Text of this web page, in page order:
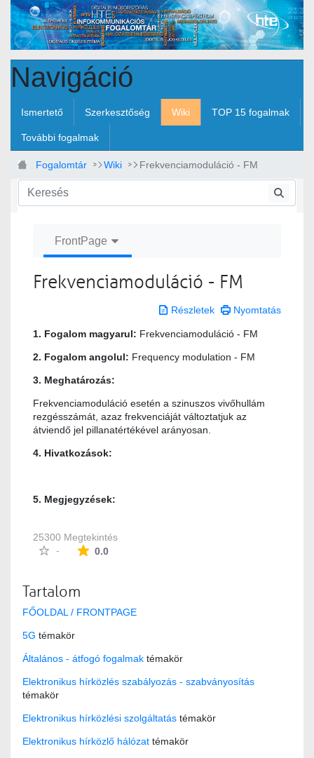
Ugrás a fő tartalomhoz
Navigáció
Ismertető Szerkesztőség Wiki TOP 15 fogalmak
További fogalmak
Fogalomtár Wiki Frekvenciamoduláció - FM
FrontPage
Frekvenciamoduláció - FM
Részletek Nyomtatás
1. Fogalom magyarul: Frekvenciamoduláció - FM
2. Fogalom angolul: Frequency modulation - FM
3. Meghatározás:
Frekvenciamoduláció esetén a szinuszos vivőhullám
rezgésszámát, azaz frekvenciáját változtatjuk az
átviendő jel pillanatértékével arányosan.
4. Hivatkozások:
5. Megjegyzések:
25300 Megtekintés
-
0.0Az átlagos minősítés 0 csillag a lehetséges 5-
Tartalom
FŐOLDAL / FRONTPAGE
5G témakör
Általános - átfogó fogalmak témakör
Elektronikus hírközlés szabályozás - szabványosítás
témakör
Elektronikus hírközlési szolgáltatás témakör
Elektronikus hírközlő hálózat témakör